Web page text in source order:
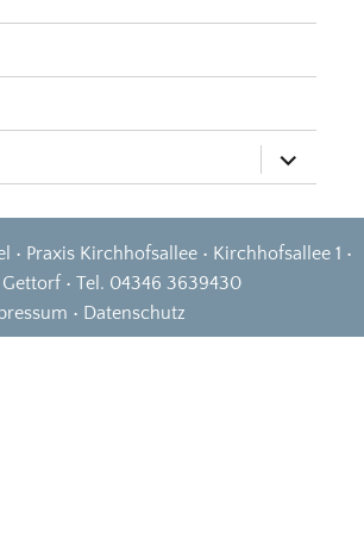
öffnen
• Praxis Kirchhofsallee • Kirchhofsallee 1 •
Gettorf • Tel. 04346 3639430
• Datenschutz